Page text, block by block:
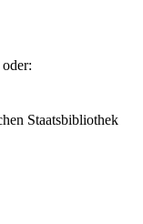
Staatsbibliothek